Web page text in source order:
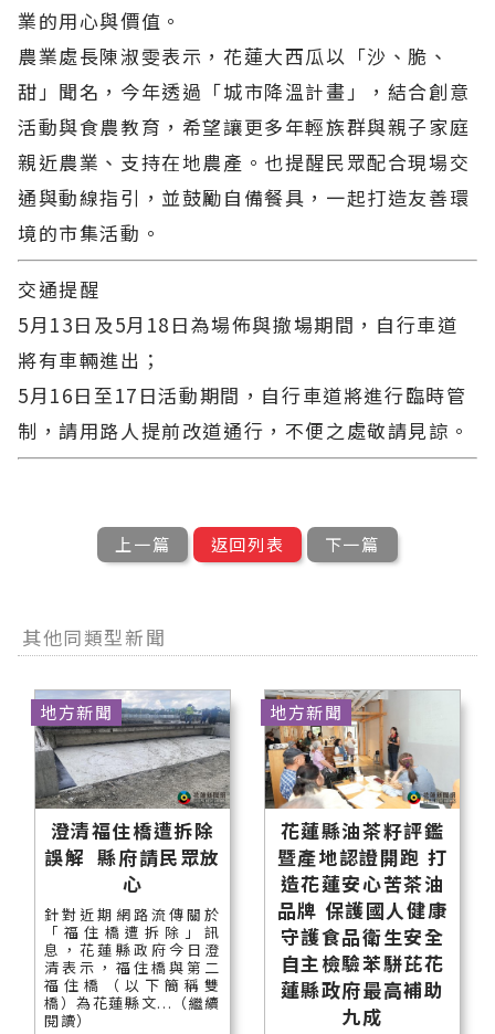
業的用心與價值。
農業處長陳淑雯表示，花蓮大西瓜以「沙、脆、
甜」聞名，今年透過「城市降溫計畫」，結合創意
活動與食農教育，希望讓更多年輕族群與親子家庭
親近農業、支持在地農產。也提醒民眾配合現場交
通與動線指引，並鼓勵自備餐具，一起打造友善環
境的市集活動。
交通提醒
5月13日及5月18日為場佈與撤場期間，自行車道
將有車輛進出；
5月16日至17日活動期間，自行車道將進行臨時管
制，請用路人提前改道通行，不便之處敬請見諒。
上一篇 返回列表 下一篇
其他同類型新聞
澄清福住橋遭拆除
誤解 縣府請民眾放
心
針對近期網路流傳關於
「福住橋遭拆除」訊
息，花蓮縣政府今日澄
清表示，福住橋與第二
福住橋（以下簡稱雙
橋）為花蓮縣文...（繼續
閱讀）
地方新聞
花蓮縣油茶籽評鑑
暨產地認證開跑 打
造花蓮安心苦茶油
品牌 保護國人健康
守護食品衛生安全
自主檢驗苯駢芘花
蓮縣政府最高補助
九成
地方新聞